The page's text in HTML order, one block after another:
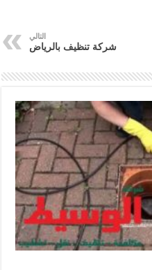
التالي
شركة تنظيف بالرياض